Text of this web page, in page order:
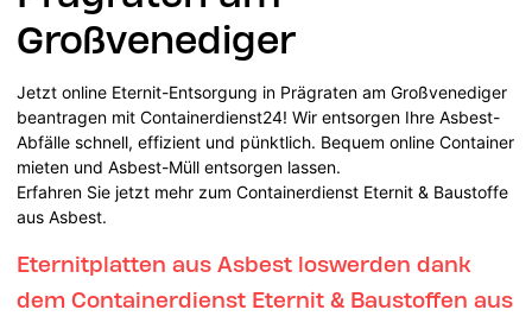
Großvenediger
Jetzt online Eternit-Entsorgung in Prägraten am Großvenediger
beantragen mit Containerdienst24! Wir entsorgen Ihre Asbest-
Abfälle schnell, effizient und pünktlich. Bequem online Container
mieten und Asbest-Müll entsorgen lassen.
Erfahren Sie jetzt mehr zum Containerdienst Eternit & Baustoffe
aus Asbest.
Eternitplatten aus Asbest loswerden dank
dem Containerdienst Eternit & Baustoffen aus